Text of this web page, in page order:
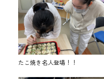
たこ焼き名人登場！！